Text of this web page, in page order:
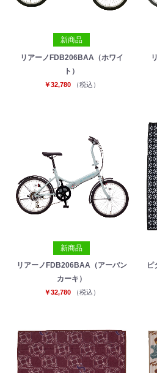
新商品
リアーノFDB206BAA（ホワイ
ト）
￥32,780 （税込）
新商品
リアーノFDB206BAA（アーバン
カーキ）
￥32,780 （税込）
ピ